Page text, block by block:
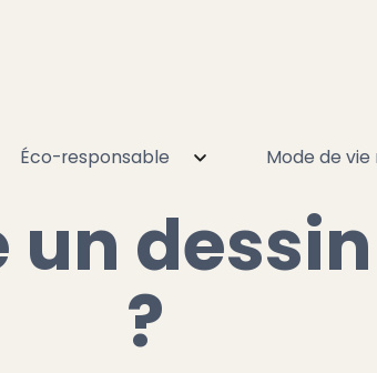
Éco-responsable Mode de
minimaliste ?
?